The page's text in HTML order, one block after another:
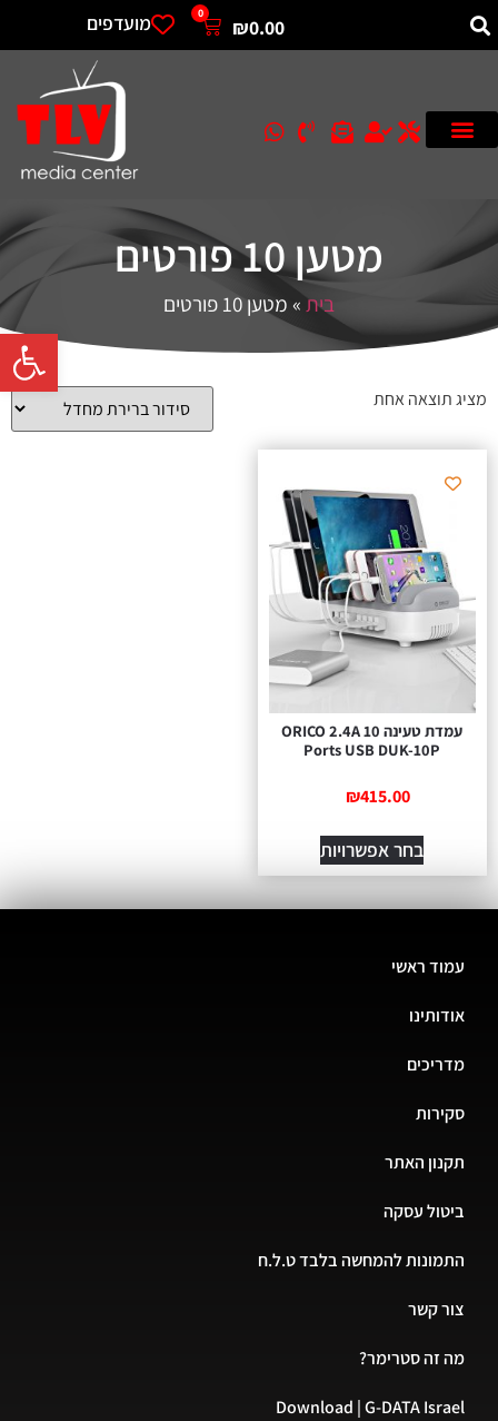
פתח
₪0.00
0 מועדפים
מטען 10 פורטים
בית»מטען 10 פורטים
מציג תוצאה אחת
עמדת טעינה ORICO 2.4A 10
Ports USB DUK-10P
₪415.00
בחר אפשרויות
עמוד ראשי
אודותינו
מדריכים
סקירות
תקנון האתר
ביטול עסקה
התמונות להמחשה בלבד ט.ל.ח
צור קשר
מה זה סטרימר?
Download | G-DATA Israel